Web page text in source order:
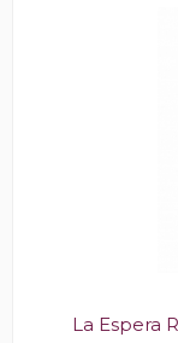
La Espera